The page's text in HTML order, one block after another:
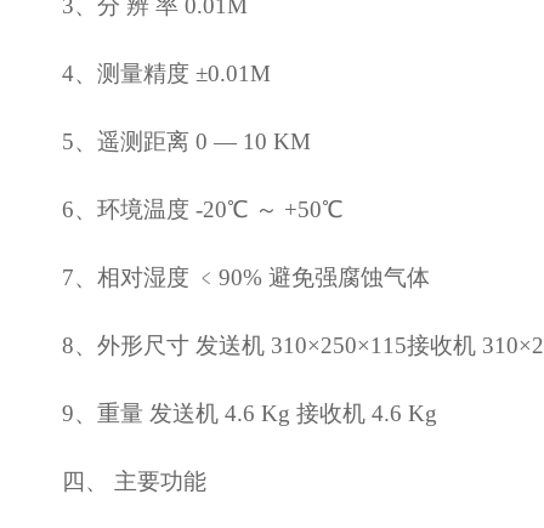
3、分 辨 率 0.01M
4、测量精度 ±0.01M
5、遥测距离 0 — 10 KM
6、环境温度 -20℃ ～ +50℃
7、相对湿度 ﹤90% 避免强腐蚀气体
8、外形尺寸 发送机 310×250×115接收机
9、重量 发送机 4.6 Kg 接收机 4.6 Kg
四、 主要功能